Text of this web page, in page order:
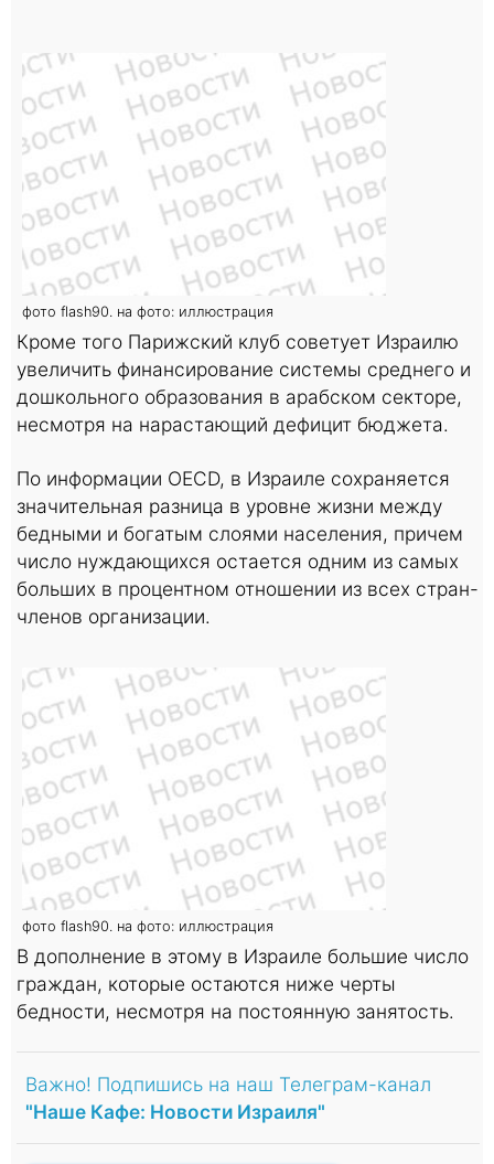
фото flash90. на фото: иллюстрация
Кроме того Парижский клуб советует Израилю
увеличить финансирование системы среднего и
дошкольного образования в арабском секторе,
несмотря на нарастающий дефицит бюджета.
По информации OECD, в Израиле сохраняется
значительная разница в уровне жизни между
бедными и богатым слоями населения, причем
число нуждающихся остается одним из самых
больших в процентном отношении из всех стран-
членов организации.
фото flash90. на фото: иллюстрация
В дополнение в этому в Израиле большие число
граждан, которые остаются ниже черты
бедности, несмотря на постоянную занятость.
Важно! Подпишись на наш Телеграм-канал
"Наше Кафе: Новости Израиля"